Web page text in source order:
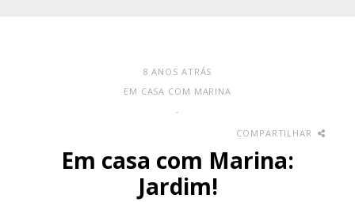
8 ANOS ATRÁS
EM CASA COM MARINA
-
COMPARTILHAR
Em casa com Marina:
Jardim!